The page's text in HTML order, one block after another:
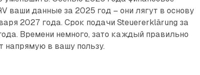
ваши данные за 2025 год – они лягут в основу
2027 года. Срок подачи Steuererklärung за
Времени немного, зато каждый правильно
напрямую в вашу пользу.